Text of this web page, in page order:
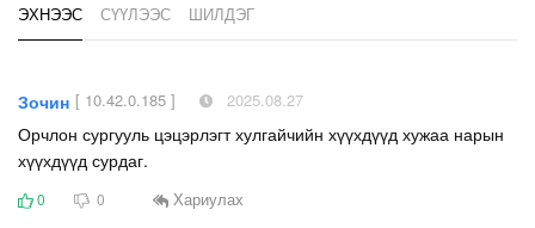
ЭХНЭЭС СҮҮЛЭЭС ШИЛДЭГ
Зочин [ 10.42.0.185 ] 2025.08.27
Орчлон сургууль цэцэрлэгт хулгайчийн хүүхдүүд хужаа нарын
хүүхдүүд сурдаг.
0 0 Хариулах